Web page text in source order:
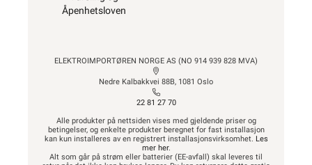
Åpenhetsloven
ELEKTROIMPORTØREN NORGE AS (NO 914 939 828 MVA)
Nedre Kalbakkvei 88B, 1081 Oslo
22 81 27 70
Alle produkter på nettsiden vises med gjeldende priser og
betingelser, og enkelte produkter beregnet for fast installasjon
kan kun installeres av en registrert installasjonsvirksomhet. Les
mer her.
Alt som går på strøm eller batterier (EE-avfall) skal leveres til